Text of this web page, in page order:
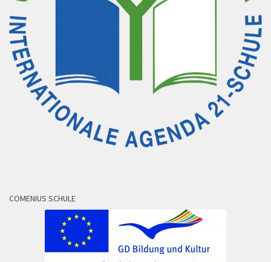
COMENIUS SCHULE